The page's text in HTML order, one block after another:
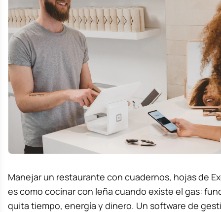
Manejar un restaurante con cuadernos, hojas de
es como cocinar con leña cuando existe el gas:
quita tiempo, energía y dinero. Un software de